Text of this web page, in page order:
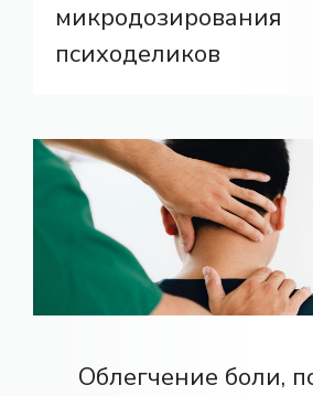
микродозирования
психоделиков
Облегчение боли,